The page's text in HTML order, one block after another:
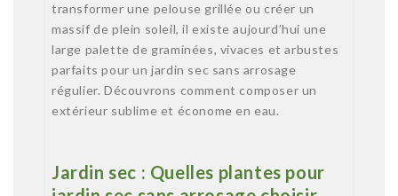
transformer une pelouse grillée ou créer un
massif de plein soleil, il existe aujourd’hui une
large palette de graminées, vivaces et arbustes
parfaits pour un jardin sec sans arrosage
régulier. Découvrons comment composer un
extérieur sublime et économe en eau.
Jardin sec : Quelles plantes pour